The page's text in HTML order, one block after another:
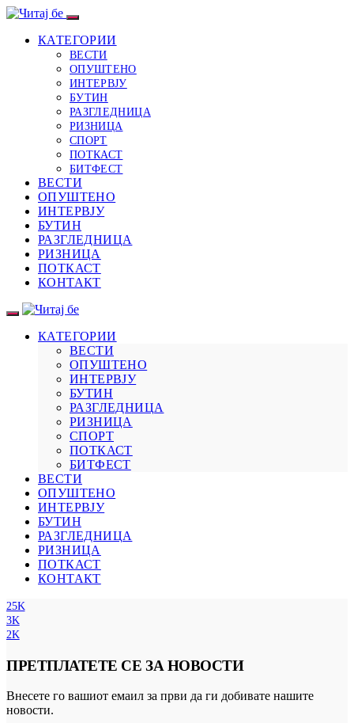
КАТЕГОРИИ
ВЕСТИ
ОПУШТЕНО
ИНТЕРВЈУ
БУТИН
РАЗГЛЕДНИЦА
РИЗНИЦА
СПОРТ
ПОТКАСТ
БИТФЕСТ
ВЕСТИ
ОПУШТЕНО
ИНТЕРВЈУ
БУТИН
РАЗГЛЕДНИЦА
РИЗНИЦА
ПОТКАСТ
КОНТАКТ
КАТЕГОРИИ
ВЕСТИ
ОПУШТЕНО
ИНТЕРВЈУ
БУТИН
РАЗГЛЕДНИЦА
РИЗНИЦА
СПОРТ
ПОТКАСТ
БИТФЕСТ
ВЕСТИ
ОПУШТЕНО
ИНТЕРВЈУ
БУТИН
РАЗГЛЕДНИЦА
РИЗНИЦА
ПОТКАСТ
КОНТАКТ
25K
3K
2K
ПРЕТПЛАТЕТЕ СЕ ЗА НОВОСТИ
Внесете го вашиот емаил за први да ги добивате нашите
новости.